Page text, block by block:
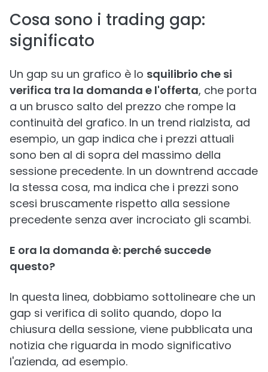
Cosa sono i trading gap:
significato
Un gap su un grafico è lo squilibrio che si
verifica tra la domanda e l'offerta, che porta
a un brusco salto del prezzo che rompe la
continuità del grafico. In un trend rialzista, ad
esempio, un gap indica che i prezzi attuali
sono ben al di sopra del massimo della
sessione precedente. In un downtrend accade
la stessa cosa, ma indica che i prezzi sono
scesi bruscamente rispetto alla sessione
precedente senza aver incrociato gli scambi.
E ora la domanda è: perché succede
questo?
In questa linea, dobbiamo sottolineare che un
gap si verifica di solito quando, dopo la
chiusura della sessione, viene pubblicata una
notizia che riguarda in modo significativo
l'azienda, ad esempio.